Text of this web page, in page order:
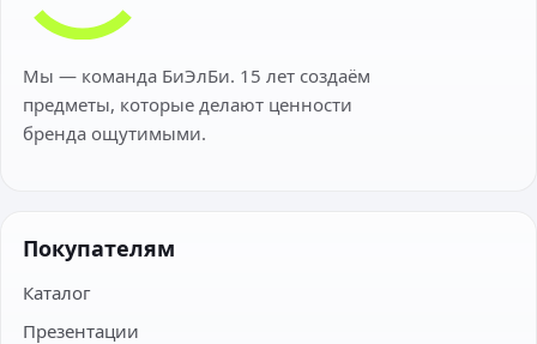
Мы — команда БиЭлБи. 15 лет создаём
предметы, которые делают ценности
бренда ощутимыми.
Покупателям
Каталог
Презентации